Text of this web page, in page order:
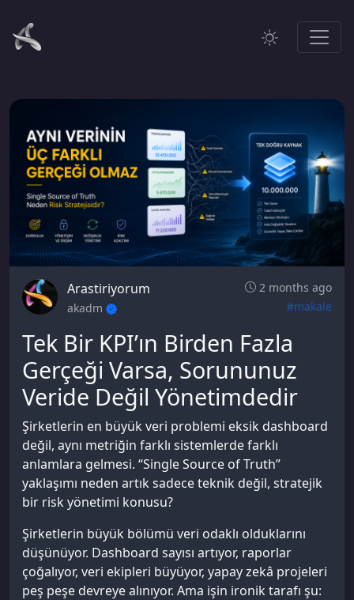
Arastiriyorum
2 months ago
akadm
#makale
Tek Bir KPI’ın Birden Fazla
Gerçeği Varsa, Sorununuz
Veride Değil Yönetimdedir
Şirketlerin en büyük veri problemi eksik dashboard
değil, aynı metriğin farklı sistemlerde farklı
anlamlara gelmesi. “Single Source of Truth”
yaklaşımı neden artık sadece teknik değil, stratejik
bir risk yönetimi konusu?
Şirketlerin büyük bölümü veri odaklı olduklarını
düşünüyor. Dashboard sayısı artıyor, raporlar
çoğalıyor, veri ekipleri büyüyor, yapay zekâ projeleri
peş peşe devreye alınıyor. Ama işin ironik tarafı şu: